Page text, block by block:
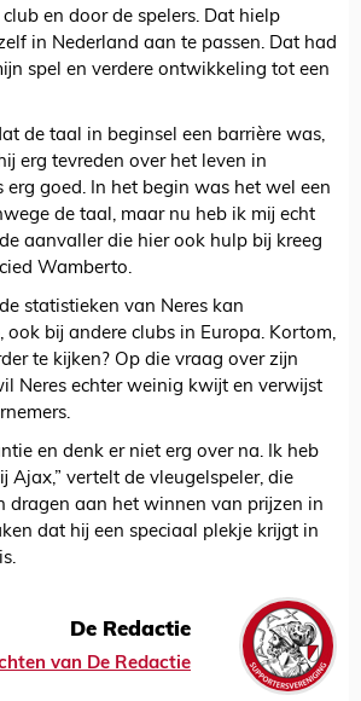
en door de spelers. Dat hielp
in Nederland aan te passen. Dat had
spel en verdere ontwikkeling tot een
de taal in beginsel een barrière was,
erg tevreden over het leven in
erg goed. In het begin was het wel een
de taal, maar nu heb ik mij echt
aanvaller die hier ook hulp bij kreeg
Wamberto.
statistieken van Neres kan
ook bij andere clubs in Europa. Kortom,
te kijken? Op die vraag over zijn
Neres echter weinig kwijt en verwijst
en denk er niet erg over na. Ik heb
Ajax,” vertelt de vleugelspeler, die
dragen aan het winnen van prijzen in
dat hij een speciaal plekje krijgt in
De Redactie
van De Redactie